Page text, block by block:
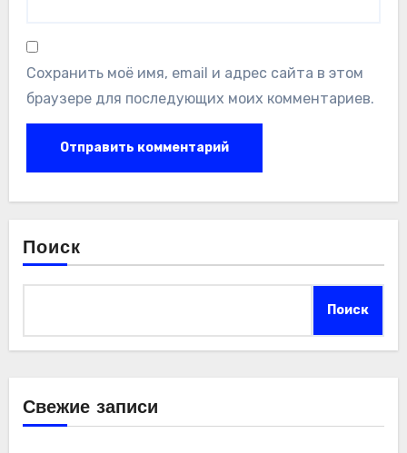
Сохранить моё имя, email и адрес сайта в этом
браузере для последующих моих комментариев.
Поиск
Поиск
Свежие записи